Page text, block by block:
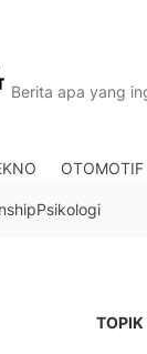
OTOMOTIF
Psikologi
TOPIK